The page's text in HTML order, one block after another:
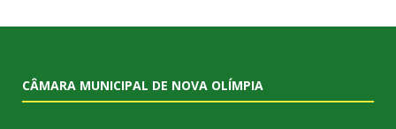
CÂMARA MUNICIPAL DE NOVA OLÍMPIA